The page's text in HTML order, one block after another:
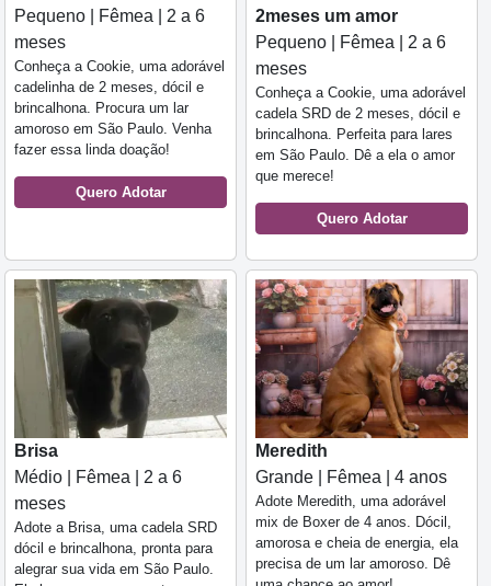
Pequeno | Fêmea | 2 a 6
meses
Conheça a Cookie, uma adorável
cadelinha de 2 meses, dócil e
brincalhona. Procura um lar
amoroso em São Paulo. Venha
fazer essa linda doação!
Quero Adotar
2meses um amor
Pequeno | Fêmea | 2 a 6
meses
Conheça a Cookie, uma adorável
cadela SRD de 2 meses, dócil e
brincalhona. Perfeita para lares
em São Paulo. Dê a ela o amor
que merece!
Quero Adotar
Brisa
Médio | Fêmea | 2 a 6
meses
Adote a Brisa, uma cadela SRD
dócil e brincalhona, pronta para
alegrar sua vida em São Paulo.
Meredith
Grande | Fêmea | 4 anos
Adote Meredith, uma adorável
mix de Boxer de 4 anos. Dócil,
amorosa e cheia de energia, ela
precisa de um lar amoroso. Dê